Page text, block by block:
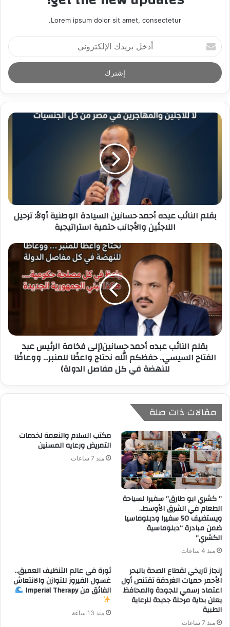
Lorem ipsum dolor sit amet, consectetur.
أ
د
خ
ل
ر
د
ر
بقلم النائب عبده أحمد حسانين السيادة الوطنية أولاً: ترحيل
اللاجئين والأجانب حتمية استراتيجية
بقلم النائب عبده أحمد حسانين(إلى فخامة الرئيس عبد
الفتاح السيسي.. حفظكم الله نحتاج واعظًا للمنبر… ووعاظًا
للنهضة في كل مفاصل الدولة)
مقالات ذات صلة
” كشري ابو طارق” سفيرا لسياحة
الطعام في الشرق الأوسط..
ويستضيف 50 سفيرا ودبلوماسيا
ضمن مبادرة “دبلوماسية
الكشري”
منذ 4 ساعات
مكتب السلام والنعمة لخدمات
التمريض ورعايه المسنين
منذ 7 ساعات
إنجاز تاريخي لقطاع الصحة بالبحر
الأحمر حميات الغردقة تقتنص أول
اعتماد رسمي للجودة والمحافظ
يعلن بداية مرحلة جديدة للرعاية
الطبية
منذ 7 ساعات
ثورة في عالم التنظيف العميق..
غسول الفيروز للتوازن والانتعاش
الفائق من Imperial Therapy
منذ 13 ساعة